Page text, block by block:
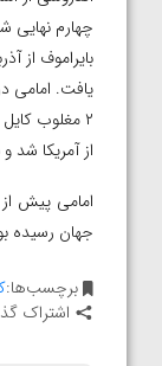
بایراموف از
۲ مغلوب
از آمریکا شد
جهان رسیده
برچسب‌ها:
اشتراک